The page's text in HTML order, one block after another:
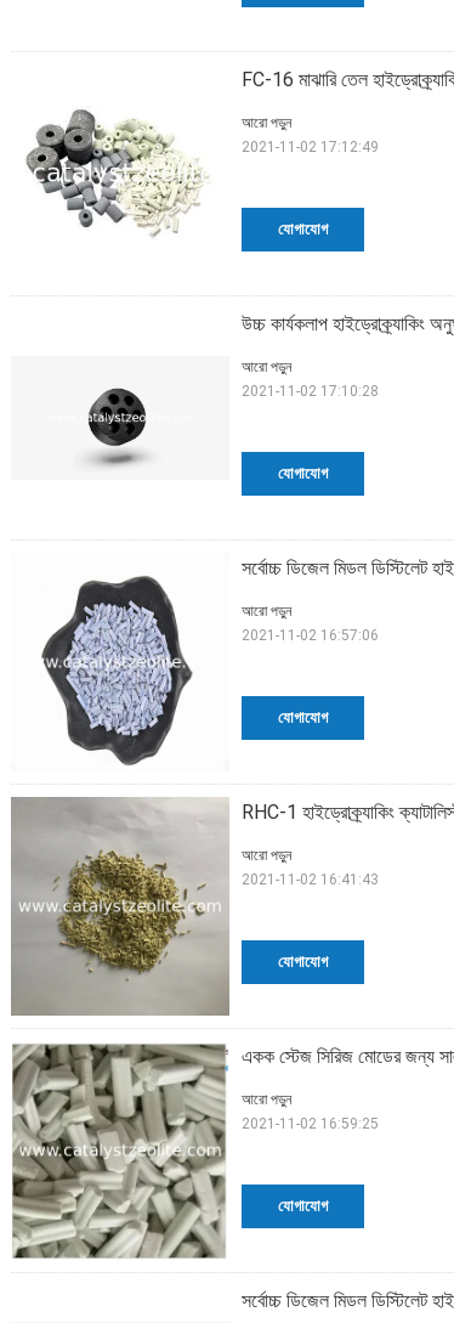
FC-16 মাঝারি তেল
যোগাযোগ
আরো পড়ুন
2021-11-02 17:12:49
উচ্চ কার্যকলাপ হাইড্রোক্র্যাকিং
যোগাযোগ
আরো পড়ুন
2021-11-02 17:10:28
সর্বোচ্চ ডিজেল মিডল ডিস্টিলেট
যোগাযোগ
আরো পড়ুন
2021-11-02 16:57:06
RHC-1 হাইড্রোক্র্যাকিং
যোগাযোগ
আরো পড়ুন
2021-11-02 16:41:43
একক স্টেজ সিরিজ মোডের জন্য
যোগাযোগ
আরো পড়ুন
2021-11-02 16:59:25
সর্বোচ্চ ডিজেল মিডল ডিস্টিলেট